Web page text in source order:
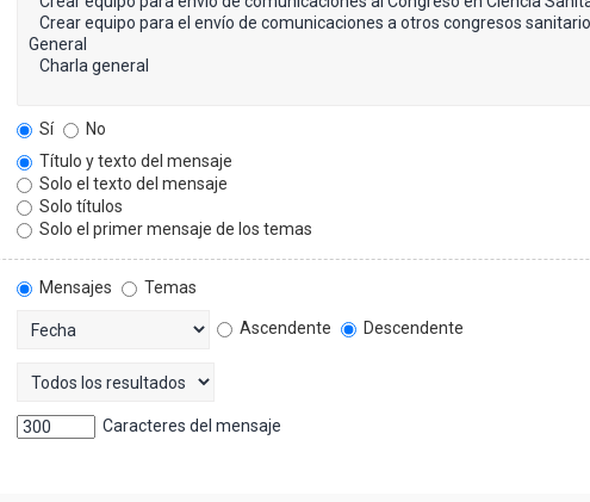
Sí
No
Título y texto del mensaje
Solo el texto del mensaje
Solo títulos
Solo el primer mensaje de los temas
Mensajes
Temas
Ascendente Descendente
Caracteres del mensaje